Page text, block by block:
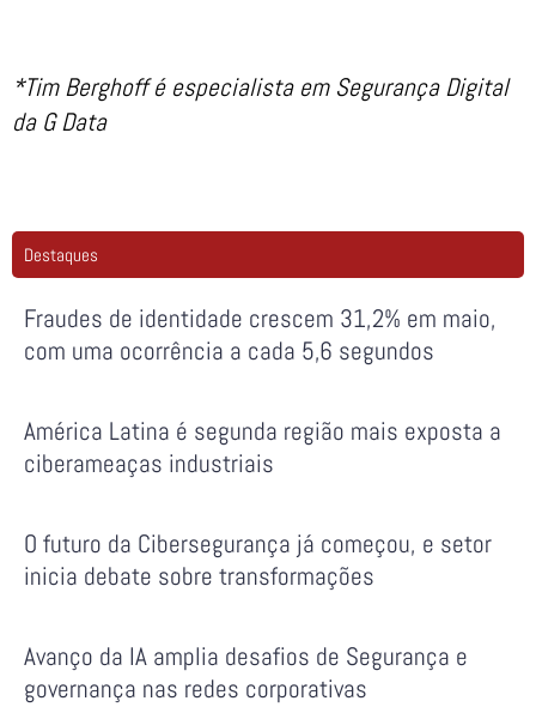
*Tim Berghoff é especialista em Segurança Digital
da G Data
Destaques
Fraudes de identidade crescem 31,2% em maio,
com uma ocorrência a cada 5,6 segundos
América Latina é segunda região mais exposta a
ciberameaças industriais
O futuro da Cibersegurança já começou, e setor
inicia debate sobre transformações
Avanço da IA amplia desafios de Segurança e
governança nas redes corporativas